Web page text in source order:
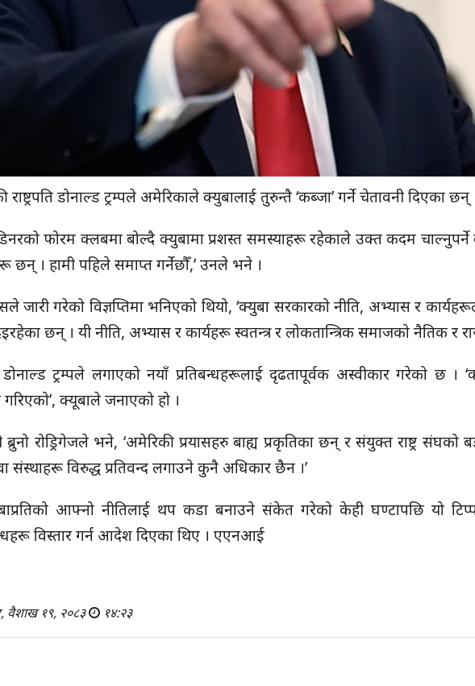
डोनाल्ड ट्रम्पले अमेरिकाले क्युबालाई तुरुन्तै ‘कब्जा’ गर्ने चेतावनी दिएका छन्
फोरम क्लबमा बोल्दै क्युबामा प्रशस्त समस्याहरू रहेकाले उक्त कदम
छन् । हामी पहिले समाप्त गर्नेछौँ,’ उनले भने ।
जारी गरेको विज्ञप्तिमा भनिएको थियो, ‘क्युबा सरकारको नीति, अभ्यास र
छन् । यी नीति, अभ्यास र कार्यहरू स्वतन्त्र र लोकतान्त्रिक समाजको नैतिक र
ट्रम्पले लगाएको नयाँ प्रतिबन्धहरूलाई दृढतापूर्वक अस्वीकार गरेको छ ।
क्यूबाले जनाएको हो ।
ब्रुनो रोड्रिगेजले भने, ‘अमेरिकी प्रयासहरु बाह्य प्रकृतिका छन् र संयुक्त राष्ट्र
संस्थाहरू विरुद्ध प्रतिवन्द लगाउने कुनै अधिकार छैन ।’
आफ्नो नीतिलाई थप कडा बनाउने संकेत गरेको केही घण्टापछि यो
विस्तार गर्न आदेश दिएका थिए । एएनआई
वैशाख १९, २०८३ १४:२३